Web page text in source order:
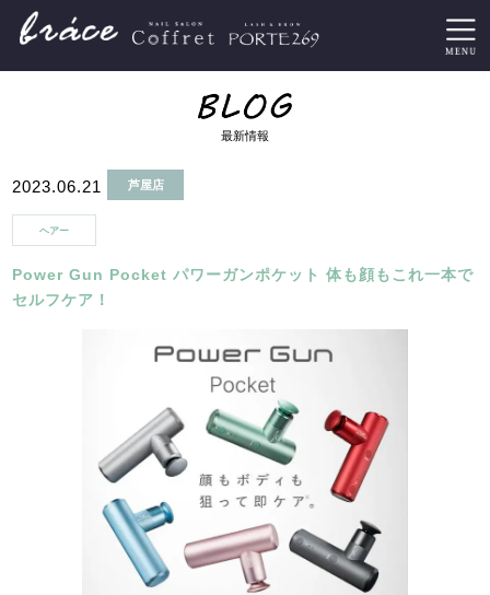
最新情報
2023.06.21 芦屋店
ヘアー
Power Gun Pocket パワーガンポケット 体も顔もこれ一本で
セルフケア！